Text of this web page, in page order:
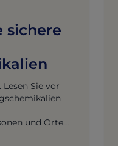
sichere
Sie vor
und Orte